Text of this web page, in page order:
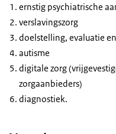
ernstig psychiatrische
verslavingszorg
doelstelling, evaluatie
autisme
digitale zorg
zorgaanbieders)
diagnostiek.